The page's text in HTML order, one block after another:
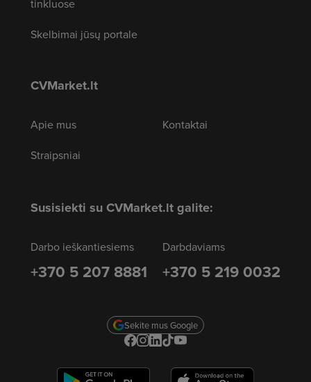
tinkluose
Skelbimai jūsų portale
CVMarket.lt
Apie mus
Straipsniai
Kontaktai
Susisiekti su CVMarket.lt galite:
Darbo ieškantiesiems
+370 5 207 8881
Darbdaviams
+370 5 219 0032
Sekite mus Google